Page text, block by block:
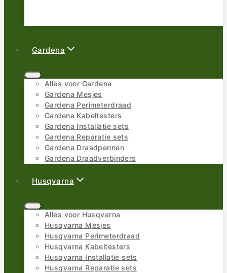
Gardena
Alles voor Gardena
Gardena Mesjes
Gardena Perimeterdraad
Gardena Kabeltesters
Gardena Installatie sets
Gardena Reparatie sets
Gardena Draadpennen
Gardena Draadverbinders
Husqvarna
Alles voor Husqvarna
Husqvarna Mesjes
Husqvarna Perimeterdraad
Husqvarna Kabeltesters
Husqvarna Installatie sets
Husqvarna Reparatie sets